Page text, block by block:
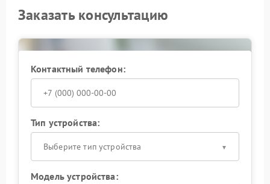
Заказать консультацию
Контактный телефон:
Тип устройства:
Выберите тип устройства
Модель устройства: